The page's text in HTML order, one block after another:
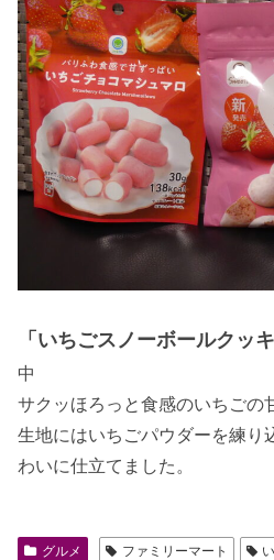
「いちごスノーボールクッキ
中
サクッほろっと食感のいちごの
生地にはいちごパウダーを練り
わいに仕立てました。
グルメ ファミリーマート